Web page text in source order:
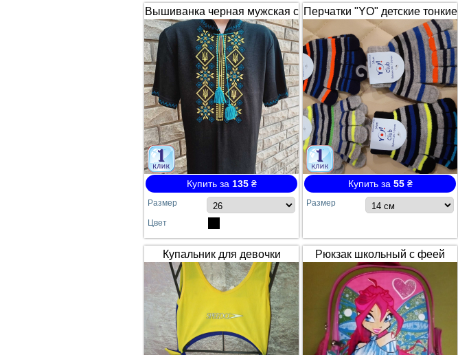
Вышиванка черная мужская с
коротким рукавом "Гербы"
Купить за 135₴
Размер
Цвет
Перчатки "YO" детские тонкие
полосатые
Купить за 55₴
Размер
Купальник для девочки
SPEEDO жёлто-синий
сдельный №64
Рюкзак школьный с феей
Winx / Винкс